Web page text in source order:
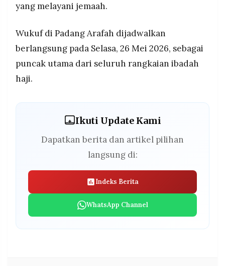
yang melayani jemaah.
Wukuf di Padang Arafah dijadwalkan
berlangsung pada Selasa, 26 Mei 2026, sebagai
puncak utama dari seluruh rangkaian ibadah
haji.
Ikuti Update Kami
Dapatkan berita dan artikel pilihan
langsung di:
Indeks Berita
WhatsApp Channel